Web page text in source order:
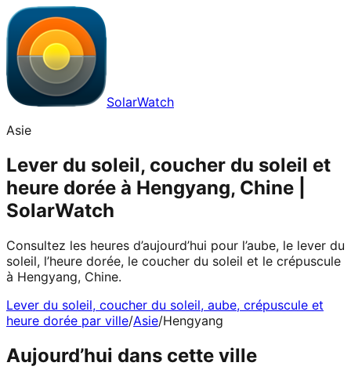
SolarWatch
Asie
Lever du soleil, coucher du soleil et
heure dorée à Hengyang, Chine |
SolarWatch
Consultez les heures d’aujourd’hui pour l’aube, le lever du
soleil, l’heure dorée, le coucher du soleil et le crépuscule
à Hengyang, Chine.
Lever du soleil, coucher du soleil, aube, crépuscule et
heure dorée par ville/Asie/Hengyang
Aujourd’hui dans cette ville